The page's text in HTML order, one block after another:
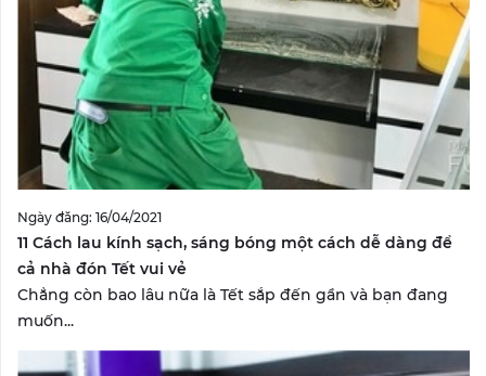
Ngày đăng: 16/04/2021
11 Cách lau kính sạch, sáng bóng một cách dễ dàng để
cả nhà đón Tết vui vẻ
Chẳng còn bao lâu nữa là Tết sắp đến gần và bạn đang
muốn...